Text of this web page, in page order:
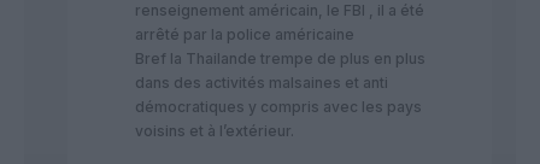
renseignement américain, le FBI , il a été
arrêté par la police américaine
Bref la Thailande trempe de plus en plus
dans des activités malsaines et anti
démocratiques y compris avec les pays
voisins et à l’extérieur.